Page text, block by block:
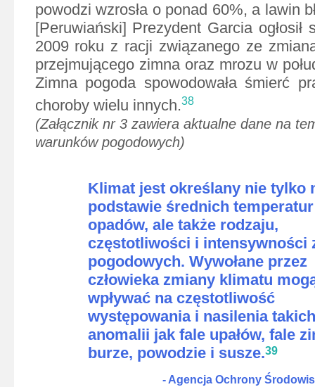
powodzi wzrosła o ponad 60%, a lawin
[Peruwiański] Prezydent Garcia ogłosił
2009 roku z racji związanego ze
przejmującego zimna oraz mrozu w
Zimna pogoda spowodowała śmierć
choroby wielu innych.38
(Załącznik nr 3 zawiera aktualne dane na
warunków pogodowych)
Klimat jest określany nie tylko
podstawie średnich
opadów, ale także rodzaju,
częstotliwości i intensywności
pogodowych. Wywołane przez
człowieka zmiany klimatu
wpływać na częstotliwość
występowania i nasilenia
anomalii jak fale upałów, fale
burze, powodzie i susze.39
- Agencja Ochrony